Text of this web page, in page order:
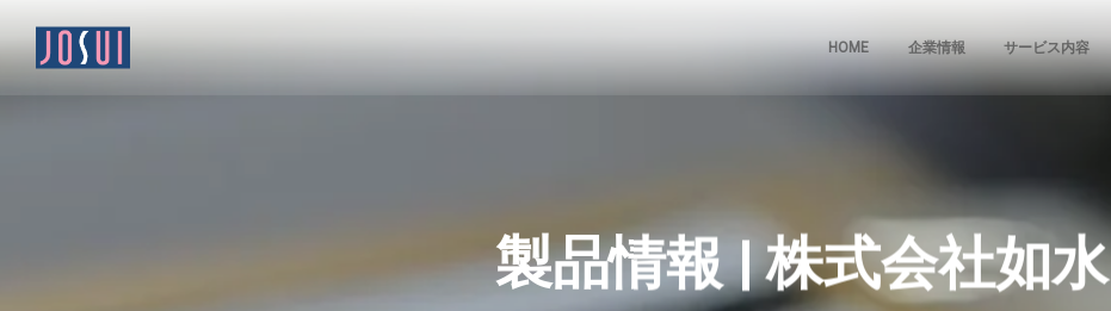
HOME 企業情報 サービス内容
製品情報 | 株式会社如水